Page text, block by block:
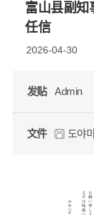
富山县副知
任信
2026-04-30
发贴 Admin
文件 도야